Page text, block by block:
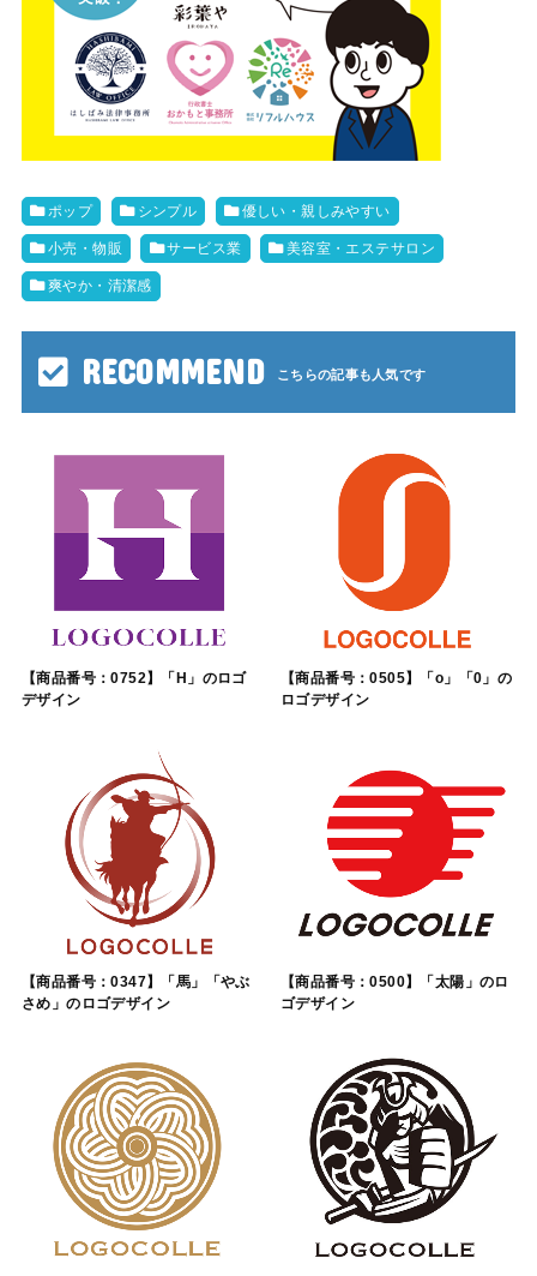
ポップ シンプル 優しい・親しみやすい
小売・物販 サービス業 美容室・エステサロン
爽やか・清潔感
RECOMMEND
【商品番号：0752】「H」のロゴ
デザイン
【商品番号：0505】「o」「0」の
ロゴデザイン
【商品番号：0347】「馬」「やぶ
さめ」のロゴデザイン
【商品番号：0500】「太陽」のロ
ゴデザイン